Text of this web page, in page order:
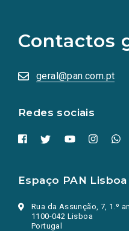
Contactos
geral@pan.com.pt
Redes sociais
redes
sociais
numa
nova
Espaço PAN Lisboa
Rua da Assunção, 7, 1.º
1100-042 Lisboa
Portugal